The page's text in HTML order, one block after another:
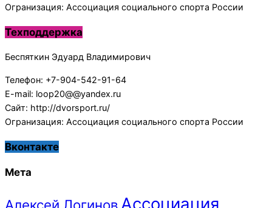
Огранизация: Ассоциация социального спорта России
Техподдержка
Беспяткин Эдуард Владимирович
Телефон: +7-904-542-91-64
E-mail: loop20@@yandex.ru
Сайт: http://dvorsport.ru/
Огранизация: Ассоциация социального спорта России
Вконтакте
Мета